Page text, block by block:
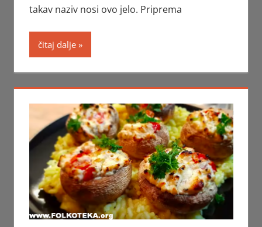
takav naziv nosi ovo jelo. Priprema
čitaj dalje